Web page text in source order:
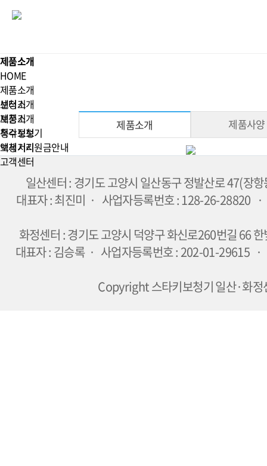
제품소개
HOME
제품소개
센터소개
제품소개
청각정보
보청기지원금안내
고객센터
보청기
보청기
특수보청기
액세서리
제품소개 제품사양
일산센터 : 경기도 고양시 일산동구 정발산로 47(장
대표자 : 최진미 · 사업자등록번호 : 128-26-28820
화정센터 : 경기도 고양시 덕양구 화신로260번길 66
대표자 : 김승록 · 사업자등록번호 : 202-01-29615
Copyright 스타키보청기 일산·화정